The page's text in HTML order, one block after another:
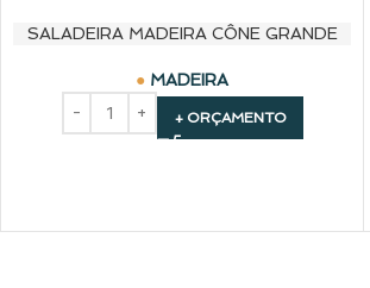
SALADEIRA MADEIRA CÔNE GRANDE
MADEIRA
+ ORÇAMENTO